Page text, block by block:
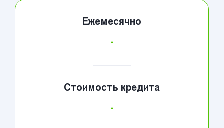
Ежемесячно
-
Стоимость кредита
-